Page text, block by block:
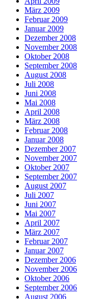
März 2009
Februar 2009
Januar 2009
Dezember 2008
November 2008
Oktober 2008
September 2008
August 2008
Juli 2008
Juni 2008
Mai 2008
April 2008
März 2008
Februar 2008
Januar 2008
Dezember 2007
November 2007
Oktober 2007
September 2007
August 2007
Juli 2007
Juni 2007
Mai 2007
April 2007
März 2007
Februar 2007
Januar 2007
Dezember 2006
November 2006
Oktober 2006
September 2006
August 2006